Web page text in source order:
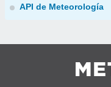
API de Meteorología